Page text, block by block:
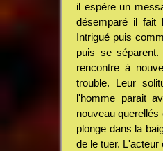
il espère un
désemparé il fait
Intrigué puis
puis se
rencontre à
trouble. Leur
l'homme parait
nouveau
plonge dans la
de le tuer.